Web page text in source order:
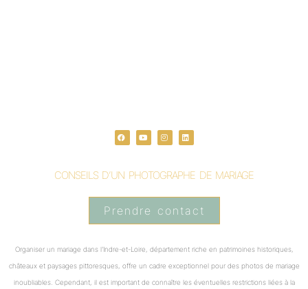
a
c
o
k
o
u
e
n
s
r
a
i
n
n
CONSEILS D’UN PHOTOGRAPHE DE MARIAGE
Prendre contact
Organiser un mariage dans l’Indre-et-Loire, département riche en patrimoines historiques,
châteaux et paysages pittoresques, offre un cadre exceptionnel pour des photos de mariage
inoubliables. Cependant, il est important de connaître les éventuelles restrictions liées à la